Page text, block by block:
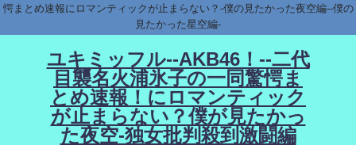
愕まとめ速報にロマンティックが止まらない？-僕の見たかった夜空編--僕の
見たかった星空編-
ユキミッフル--AKB46！--二代
目襲名火浦氷子の一同驚愕ま
とめ速報！にロマンティック
が止まらない？僕が見たかっ
た夜空-独女批判殺到激闘編